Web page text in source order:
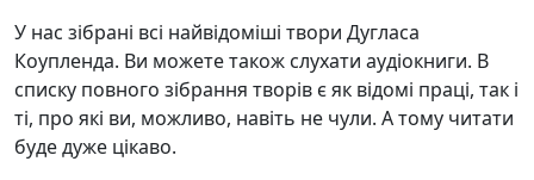
У нас зібрані всі найвідоміші твори Дугласа
Коупленда. Ви можете також слухати аудіокниги. В
списку повного зібрання творів є як відомі праці, так і
ті, про які ви, можливо, навіть не чули. А тому читати
буде дуже цікаво.